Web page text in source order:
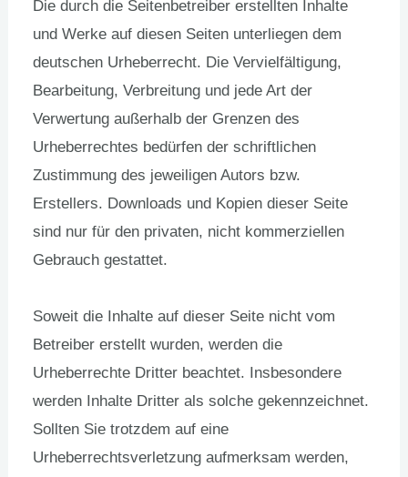
Die durch die Seitenbetreiber erstellten Inhalte
und Werke auf diesen Seiten unterliegen dem
deutschen Urheberrecht. Die Vervielfältigung,
Bearbeitung, Verbreitung und jede Art der
Verwertung außerhalb der Grenzen des
Urheberrechtes bedürfen der schriftlichen
Zustimmung des jeweiligen Autors bzw.
Erstellers. Downloads und Kopien dieser Seite
sind nur für den privaten, nicht kommerziellen
Gebrauch gestattet.
Soweit die Inhalte auf dieser Seite nicht vom
Betreiber erstellt wurden, werden die
Urheberrechte Dritter beachtet. Insbesondere
werden Inhalte Dritter als solche gekennzeichnet.
Sollten Sie trotzdem auf eine
Urheberrechtsverletzung aufmerksam werden,